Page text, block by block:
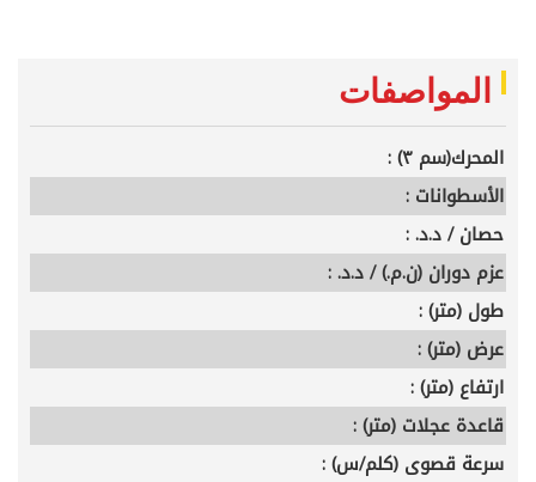
المواصفات
المحرك(سم ٣) :
الأسطوانات :
حصان / د.د. :
عزم دوران (ن.م.) / د.د. :
طول (متر) :
عرض (متر) :
ارتفاع (متر) :
قاعدة عجلات (متر) :
سرعة قصوى (كلم/س) :